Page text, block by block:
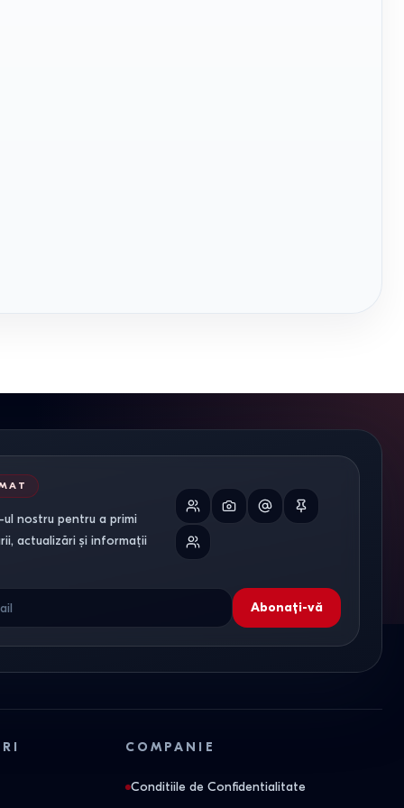
nostru pentru a primi
actualizări și informații
Abonați-vă
COMPANIE
Conditiile de Confidentialitate